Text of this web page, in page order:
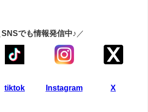
SNSでも情報発信中♪ ／
tiktok Instagram X